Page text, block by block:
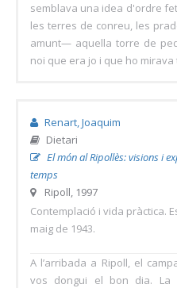
semblava una idea d'ordre
les terres de conreu, les
amunt— aquella torre de
noi que era jo i que ho mirava
Renart, Joaquim
Dietari
El món al Ripollès: visions i
temps
Ripoll, 1997
Contemplació i vida pràctica.
maig de 1943.
A l’arribada a Ripoll, el
vos dongui el bon dia. La